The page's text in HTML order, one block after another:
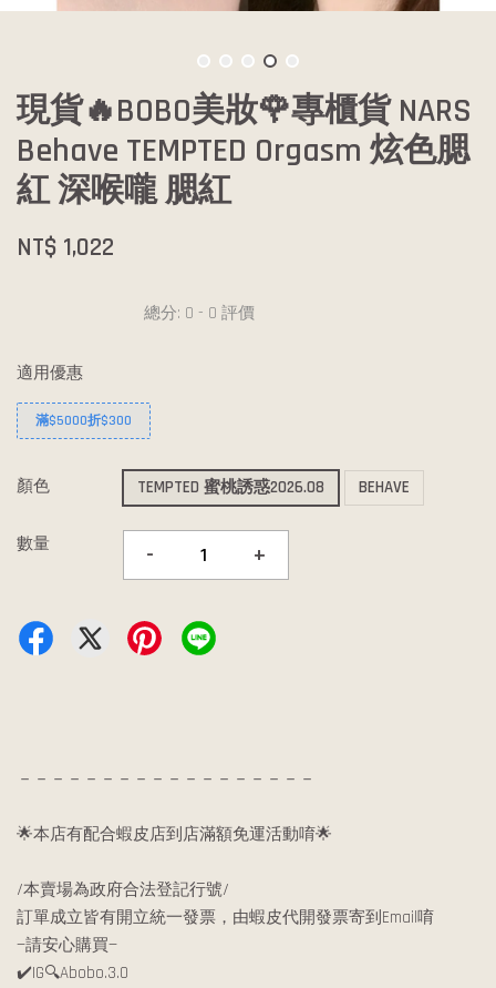
現貨🔥BOBO美妝🌹專櫃貨 NARS
Behave TEMPTED Orgasm 炫色腮
紅 深喉嚨 腮紅
NT$ 1,022
總分: 0 - 0 評價
適用優惠
滿$5000折$300
顏色 TEMPTED 蜜桃誘惑2026.08 BEHAVE
數量 - +
－－－－－－－－－－－－－－－－－－
🌟本店有配合蝦皮店到店滿額免運活動唷🌟
/本賣場為政府合法登記行號/
訂單成立皆有開立統一發票，由蝦皮代開發票寄到Email唷
—請安心購買—
✔️IG🔍Abobo.3.0